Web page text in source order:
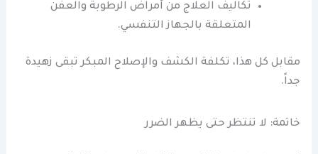
تكاليف العلاج من أمراض الرطوبة والعفن
المتعلقة بالجهاز التنفسي.
مقابل كل هذا، تكلفة الكشف والإصلاح المبكر تبقى زهيدة
جداً.
خاتمة: لا تنتظر حتى يظهر الضرر